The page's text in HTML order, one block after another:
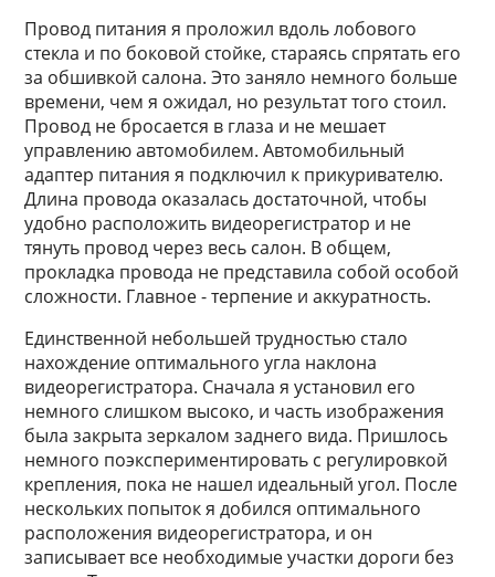
Провод питания я проложил вдоль лобового
стекла и по боковой стойке, стараясь спрятать его
за обшивкой салона. Это заняло немного больше
времени, чем я ожидал, но результат того стоил.
Провод не бросается в глаза и не мешает
управлению автомобилем. Автомобильный
адаптер питания я подключил к прикуривателю.
Длина провода оказалась достаточной, чтобы
удобно расположить видеорегистратор и не
тянуть провод через весь салон. В общем,
прокладка провода не представила собой особой
сложности. Главное - терпение и аккуратность.
Единственной небольшей трудностью стало
нахождение оптимального угла наклона
видеорегистратора. Сначала я установил его
немного слишком высоко, и часть изображения
была закрыта зеркалом заднего вида. Пришлось
немного поэкспериментировать с регулировкой
крепления, пока не нашел идеальный угол. После
нескольких попыток я добился оптимального
расположения видеорегистратора, и он
записывает все необходимые участки дороги без